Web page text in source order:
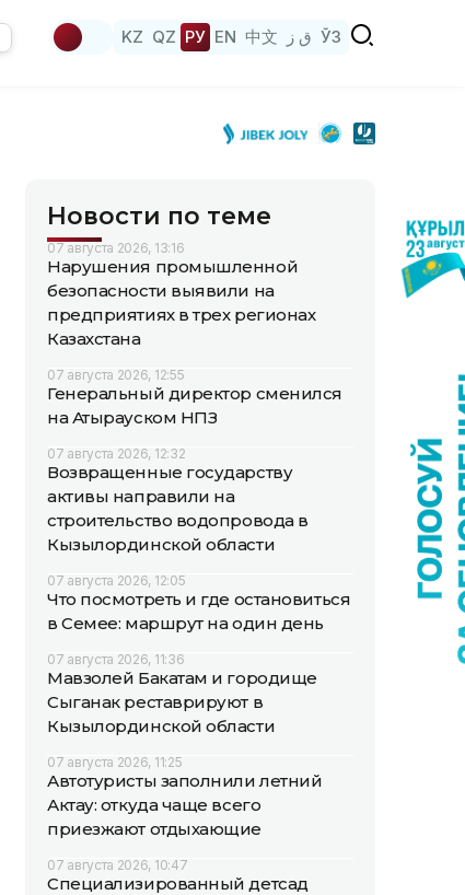
KZ QZ РУ EN 中文 ق ز ЎЗ
Новости по теме
07 августа 2026, 13:16
Нарушения промышленной
безопасности выявили на
предприятиях в трех регионах
Казахстана
07 августа 2026, 12:55
Генеральный директор сменился
на Атырауском НПЗ
07 августа 2026, 12:32
Возвращенные государству
активы направили на
строительство водопровода в
Кызылординской области
07 августа 2026, 12:05
Что посмотреть и где остановиться
в Семее: маршрут на один день
07 августа 2026, 11:36
Мавзолей Бакатам и городище
Сыганак реставрируют в
Кызылординской области
07 августа 2026, 11:25
Автотуристы заполнили летний
Актау: откуда чаще всего
приезжают отдыхающие
07 августа 2026, 10:47
Специализированный детсад